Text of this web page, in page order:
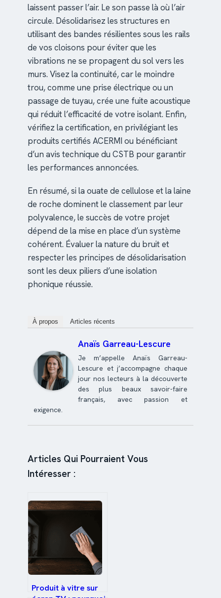
laissent passer l’air. Le son passe là où l’air
circule. Désolidarisez les structures en
utilisant des bandes résilientes sous les rails
de vos cloisons pour éviter que les
vibrations ne se propagent du sol vers les
murs. Visez la continuité, car le moindre
trou, comme une prise électrique ou un
passage de tuyau, crée une fuite acoustique
qui réduit l’efficacité de votre isolant. Enfin,
vérifiez la certification, en privilégiant les
produits certifiés ACERMI ou bénéficiant
d’un avis technique du CSTB pour garantir
les performances annoncées.
En résumé, si la ouate de cellulose et la laine
de roche dominent le classement par leur
polyvalence, le succès de votre projet
dépend de la mise en place d’un système
cohérent. Évaluer la nature du bruit et
respecter les principes de désolidarisation
sont les deux piliers d’une isolation
phonique réussie.
À propos Articles récents
Anaïs Garreau-Lescure
Je m’appelle Anaïs Garreau-
Lescure et j’accompagne chaque
jour nos lecteurs à la découverte
des plus beaux savoir-faire
français, avec passion et
exigence.
Articles Qui Pourraient Vous
Intéresser :
Produit à vitre sur